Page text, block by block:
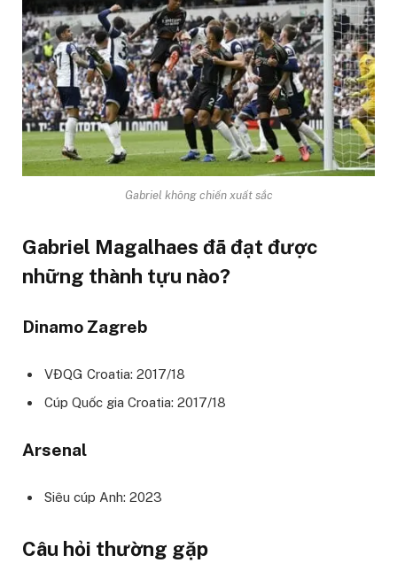
Gabriel không chiến xuất sắc
Gabriel Magalhaes đã đạt được
những thành tựu nào?
Dinamo Zagreb
VĐQG Croatia: 2017/18
Cúp Quốc gia Croatia: 2017/18
Arsenal
Siêu cúp Anh: 2023
Câu hỏi thường gặp